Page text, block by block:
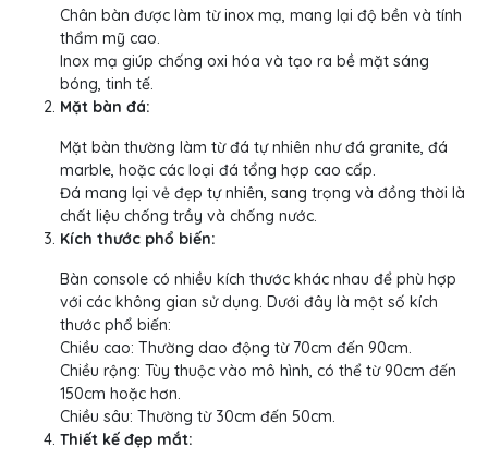
Chân bàn được làm từ inox mạ, mang lại độ bền và tính
thẩm mỹ cao.
Inox mạ giúp chống oxi hóa và tạo ra bề mặt sáng
bóng, tinh tế.
Mặt bàn đá:
Mặt bàn thường làm từ đá tự nhiên như đá granite, đá
marble, hoặc các loại đá tổng hợp cao cấp.
Đá mang lại vẻ đẹp tự nhiên, sang trọng và đồng thời là
chất liệu chống trầy và chống nước.
Kích thước phổ biến:
Bàn console có nhiều kích thước khác nhau để phù hợp
với các không gian sử dụng. Dưới đây là một số kích
thước phổ biến:
Chiều cao: Thường dao động từ 70cm đến 90cm.
Chiều rộng: Tùy thuộc vào mô hình, có thể từ 90cm đến
150cm hoặc hơn.
Chiều sâu: Thường từ 30cm đến 50cm.
Thiết kế đẹp mắt: